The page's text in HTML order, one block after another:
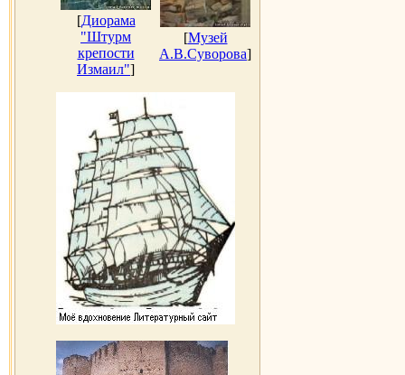
[Диорама
"Штурм
крепости
Измаил"]
[Музей
А.В.Суворова]